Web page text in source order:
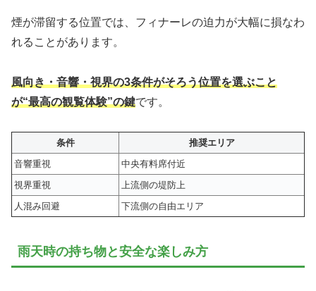
煙が滞留する位置では、フィナーレの迫力が大幅に損なわ
れることがあります。
風向き・音響・視界の3条件がそろう位置を選ぶこと
が“最高の観覧体験”の鍵です。
条件
推奨エリア
音響重視
中央有料席付近
視界重視
上流側の堤防上
人混み回避
下流側の自由エリア
雨天時の持ち物と安全な楽しみ方